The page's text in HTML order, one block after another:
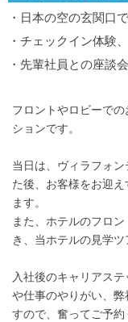
・日本の空の玄関口
・チェックイン体験
・先輩社員との座談
フロントやロビーで
ションです。
当日は、ヴィラフォ
た後、お客様をお迎
ます。
また、ホテルのフロ
き、当ホテルの見学ツ
入社後のキャリアス
や仕事のやりがい、
すので、奮ってご予約